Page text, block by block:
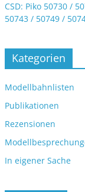
CSD: Piko 50730 /
50743 / 50749 /
Kategorien
Modellbahnlisten
Publikationen
Rezensionen
In eigener Sache